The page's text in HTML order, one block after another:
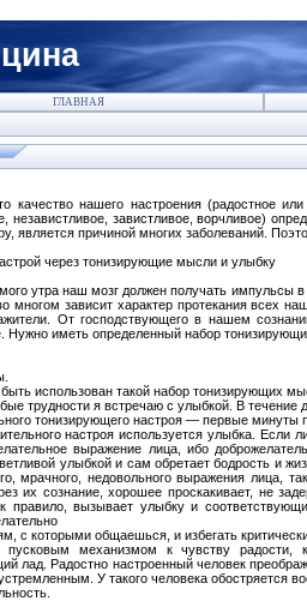
ГЛАВНАЯ
качество нашего настроения (радостное
независтливое, завистливое, ворчливое)
является причиной многих заболеваний.
через тонизирующие мысли и улыбку
утра наш мозг должен получать импульсы
многом зависит характер протекания всех
От господствующего в нашем
Нужно иметь определенный набор
использован такой набор тонизирующих
трудности я встречаю с улыбкой. В течение
тонизирующего настроя — первые минуты
настроя используется улыбка. Если
выражение лица, ибо
улыбкой и сам обретает бодрость и
мрачного, недовольного выражения
их сознание, хорошее проскакивает, не
правило, вызывает улыбку и
с которыми общаешься, и избегать
пусковым механизмом к чувству
лад. Радостно настроенный человек
У такого человека обостряется